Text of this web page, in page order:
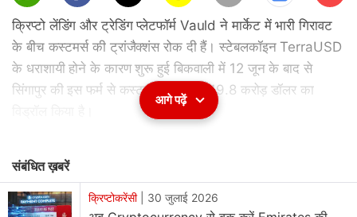
scri
be
क्रिप्टो लेंडिंग और ट्रेडिंग प्लेटफॉर्म Vauld ने मार्केट में भारी गिरावट
के बीच कस्टमर्स की ट्रांजैक्शंस रोक दी हैं। स्टेबलकॉइन TerraUSD
के धराशायी होने के कारण शुरू हुई बिकवाली में 12 जून के बाद से
सिंगापुर की इस फर्म से कस्टमर्स ने लगभग 19.8 करोड़ डॉलर का
मार्केट की वोलैटिलिटी और बिजनेस पार्टनर्स की वित्तीय मुश्किलें शामिल
हैं। भारत में अपनी बड़ी टीम रखने वाली फर्म ने बताया कि वह
आगे पढ़ें
संबंधित ख़बरें
क्रिप्टोकरेंसी| 30 जुलाई 2026